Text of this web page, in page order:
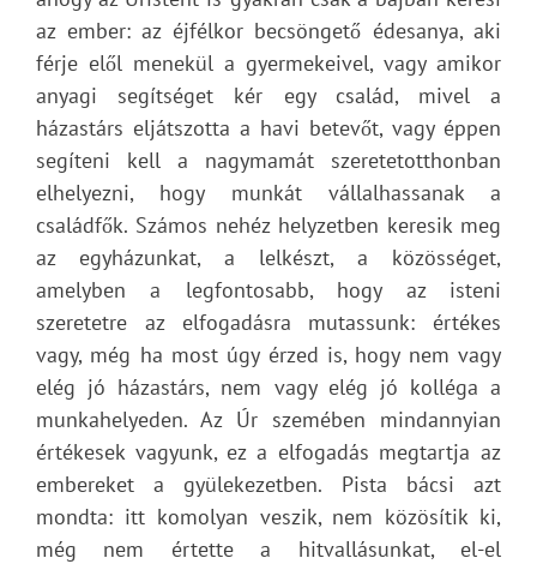
az ember: az éjfélkor becsöngető édesanya, aki
férje elől menekül a gyermekeivel, vagy amikor
anyagi segítséget kér egy család, mivel a
házastárs eljátszotta a havi betevőt, vagy éppen
segíteni kell a nagymamát szeretetotthonban
elhelyezni, hogy munkát vállalhassanak a
családfők. Számos nehéz helyzetben keresik meg
az egyházunkat, a lelkészt, a közösséget,
amelyben a legfontosabb, hogy az isteni
szeretetre az elfogadásra mutassunk: értékes
vagy, még ha most úgy érzed is, hogy nem vagy
elég jó házastárs, nem vagy elég jó kolléga a
munkahelyeden. Az Úr szemében mindannyian
értékesek vagyunk, ez a elfogadás megtartja az
embereket a gyülekezetben. Pista bácsi azt
mondta: itt komolyan veszik, nem közösítik ki,
még nem értette a hitvallásunkat, el-el